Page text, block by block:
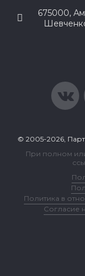
675000,
© 2005-2026,
При полном
Политика в
Согласие